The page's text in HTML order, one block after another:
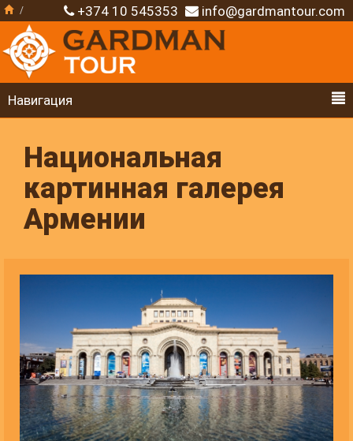
+374 10 545353 info@gardmantour.com
Навигация
Национальная
картинная галерея
Армении